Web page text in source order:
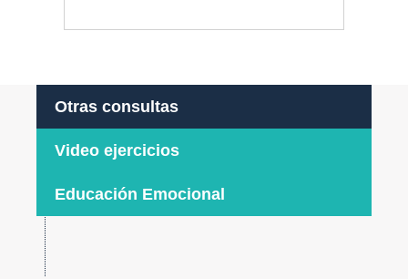
Otras consultas
Video ejercicios
Educación Emocional